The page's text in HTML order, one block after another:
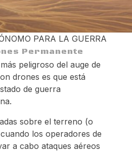
PARA LA GUERRA
Permanente
peligroso del auge de
drones es que está
de guerra
sobre el terreno (o
los operadores de
a cabo ataques aéreos